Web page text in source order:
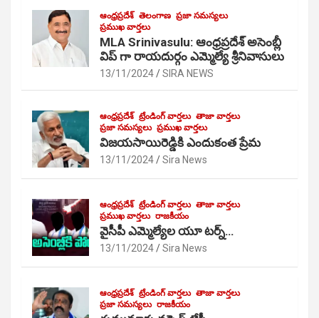
ఆంధ్రప్రదేశ్ తెలంగాణ ప్రజా సమస్యలు
ప్రముఖ వార్తలు
MLA Srinivasulu: ఆంధ్రప్రదేశ్ అసెంబ్లీ
విప్ గా రాయదుర్గం ఎమ్మెల్యే శ్రీనివాసులు
13/11/2024 SIRA NEWS
ఆంధ్రప్రదేశ్ ట్రేండింగ్ వార్తలు తాజా వార్తలు
ప్రజా సమస్యలు ప్రముఖ వార్తలు
విజయసాయిరెడ్డికి ఎందుకంత ప్రేమ
13/11/2024 Sira News
ఆంధ్రప్రదేశ్ ట్రేండింగ్ వార్తలు తాజా వార్తలు
ప్రముఖ వార్తలు రాజకీయం
వైసీపీ ఎమ్మెల్యేల యూ టర్న్…
13/11/2024 Sira News
ఆంధ్రప్రదేశ్ ట్రేండింగ్ వార్తలు తాజా వార్తలు
ప్రజా సమస్యలు రాజకీయం